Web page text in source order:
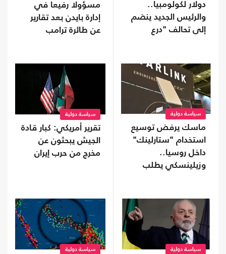
دولار لكولومبيا..
والرئيس الجديد ينضم
إلى تحالف "درع
مسؤولا رفيعا في
إدارة بايدن بعد تقارير
عن طائرة ترامب
سياسة دولية
ماسك يرفض توسيع
استخدام "ستارلينك"
داخل روسيا..
وزيلينسكي يطلب
سياسة دولية
تقرير أمريكي: كبار قادة
الجيش يبحثون عن
مخرج من حرب إيران
سياسة دولية سياسة دولية